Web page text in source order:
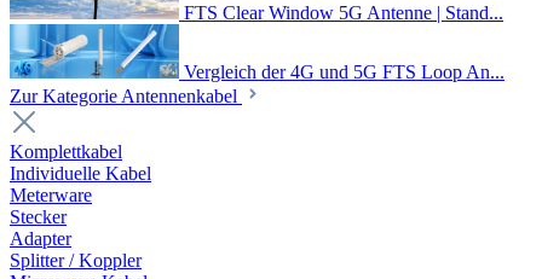
FTS Clear Window 5G Antenne | Stand...
Vergleich der 4G und 5G FTS Loop An...
Zur Kategorie Antennenkabel
Komplettkabel
Individuelle Kabel
Meterware
Stecker
Adapter
Splitter / Koppler